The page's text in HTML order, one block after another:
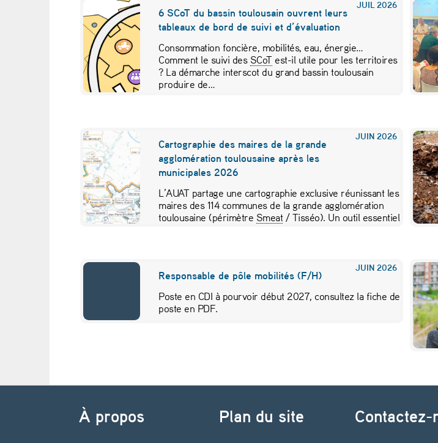
5
:
t
a
x
d
’
u
i
i
a
t
i
JUIL 2026
6 SCoT du bassin toulousain ouvrent leurs
tableaux de bord de suivi et d’évaluation
Consommation foncière, mobilités, eau, énergie…
Comment le suivi des SCoT est-il utile pour les territoires
? La démarche interscot du grand bassin toulousain
produire de…
JUIN 2026
Cartographie des maires de la grande
agglomération toulousaine après les
municipales 2026
L’AUAT partage une cartographie exclusive réunissant les
maires des 114 communes de la grande agglomération
toulousaine (périmètre Smeat/ Tisséo). Un outil essentiel
JUIN 2026
Responsable de pôle mobilités (F/H)
Poste en CDI à pourvoir début 2027, consultez la fiche de
poste en PDF.
Navigation de l’article
À propos
Plan du site Contactez-